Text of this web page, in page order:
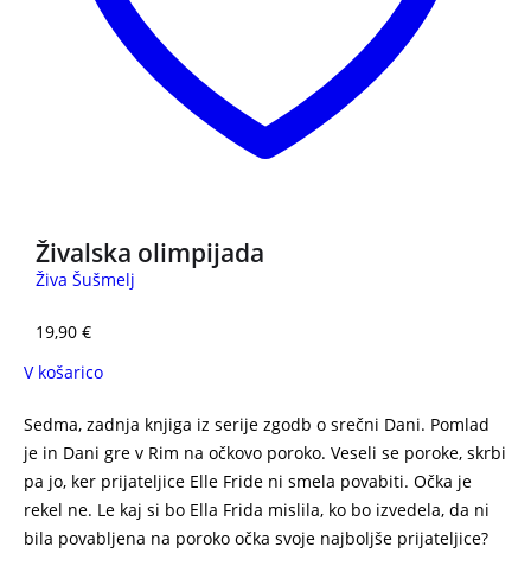
Živalska olimpijada
Živa Šušmelj
19,90 €
V košarico
Sedma, zadnja knjiga iz serije zgodb o srečni Dani. Pomlad
je in Dani gre v Rim na očkovo poroko. Veseli se poroke, skrbi
pa jo, ker prijateljice Elle Fride ni smela povabiti. Očka je
rekel ne. Le kaj si bo Ella Frida mislila, ko bo izvedela, da ni
bila povabljena na poroko očka svoje najboljše prijateljice?